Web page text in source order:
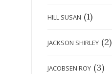
HILL SUSAN (1)
JACKSON SHIRLEY (2)
JACOBSEN ROY (3)